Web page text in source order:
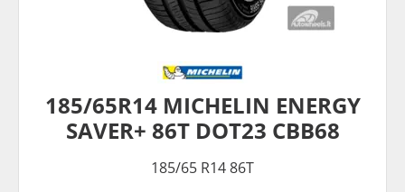
185/65R14 MICHELIN ENERGY
SAVER+ 86T DOT23 CBB68
185/65 R14 86T